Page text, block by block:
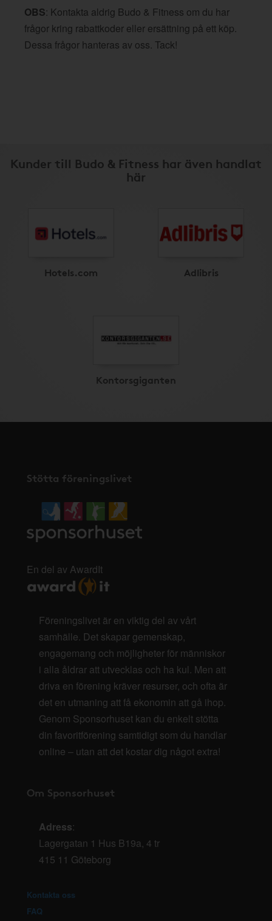
OBS: Kontakta aldrig Budo & Fitness om du har
frågor kring rabattkoder eller ersättning på ett köp.
Dessa frågor hanteras av oss. Tack!
Kunder till Budo & Fitness har även handlat
här
Hotels.com Adlibris
Kontorsgiganten
Stötta föreningslivet
En del av AwardIt
Föreningslivet är en viktig del av vårt
samhälle. Det skapar gemenskap,
engagemang och möjligheter för människor
i alla åldrar att utvecklas och ha kul. Men att
driva en förening kräver resurser, och ofta är
det en utmaning att få ekonomin att gå ihop.
Genom Sponsorhuset kan du enkelt stötta
din favoritförening samtidigt som du handlar
online – utan att det kostar dig något extra!
Om Sponsorhuset
Adress:
Lagergatan 1 Hus B19a, 4 tr
415 11 Göteborg
Kontakta oss
FAQ